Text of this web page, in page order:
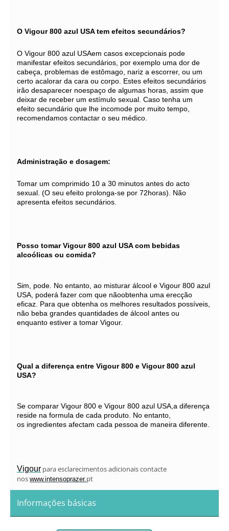
O Vigour 800 azul USA tem efeitos secundários?
O Vigour 800 azul USAem casos excepcionais pode
manifestar efeitos secundários, por exemplo uma dor de
cabeça, problemas de estômago, nariz a escorrer, ou um
certo acalorar da cara ou corpo. Estes efeitos secundários
irão desaparecer noespaço de algumas horas, assim que
deixar de receber um estímulo sexual. Caso tenha um
efeito secundário que lhe incomode por muito tempo,
recomendamos contactar o seu médico.
Administração e dosagem:
Tomar um comprimido 10 a 30 minutos antes do acto
sexual. (O seu efeito prolonga-se por 72horas). Não
apresenta efeitos secundários.
Posso tomar Vigour 800 azul USA com bebidas
alcoólicas ou comida?
Sim, pode. No entanto, ao misturar álcool e Vigour 800 azul
USA, poderá fazer com que nãoobtenha uma erecção
eficaz. Para que obtenha os melhores resultados possíveis,
não beba grandes quantidades de álcool antes ou
enquanto estiver a tomar Vigour.
Qual a diferença entre Vigour 800 e Vigour 800 azul
USA?
Se comparar Vigour 800 e Vigour 800 azul USA,a diferença
reside na formula de cada produto. No entanto,
os ingredientes afectam cada pessoa de maneira diferente.
Vigour para esclarecimentos adicionais contacte
nos www.intensoprazer.pt
Informações básicas